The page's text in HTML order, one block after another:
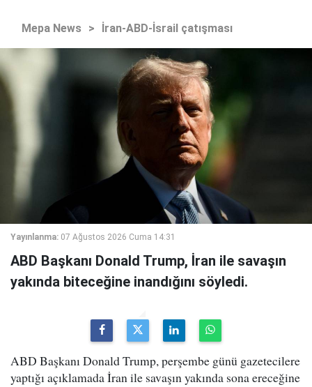
Mepa News > İran-ABD-İsrail çatışması
Yayınlanma: 07 Ağustos 2026 Cuma 14:31
ABD Başkanı Donald Trump, İran ile savaşın
yakında biteceğine inandığını söyledi.
ABD Başkanı Donald Trump, perşembe günü gazetecilere
yaptığı açıklamada İran ile savaşın yakında sona ereceğine